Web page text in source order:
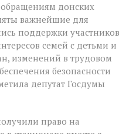
донских
важнейшие для
поддержки участников
семей с детьми и
изменений в трудовом
безопасности
депутат Госдумы
право на